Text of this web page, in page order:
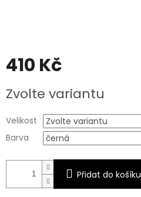
410 Kč
cena:
Zvolte variantu
Velikost
Barva
Přidat do košíku